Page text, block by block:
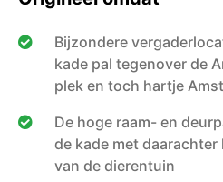
Bijzondere
kade pal tegenover de
plek en toch hartje
De hoge raam- en
de kade met
van de dierentuin